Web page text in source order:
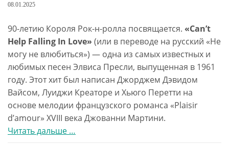
08.01.2025
90-летию Короля Рок-н-ролла посвящается. «Can’t
Help Falling In Love» (или в переводе на русский «Не
могу не влюбиться») — одна из самых известных и
любимых песен Элвиса Пресли, выпущенная в 1961
году. Этот хит был написан Джорджем Дэвидом
Вайсом, Луиджи Креаторе и Хьюго Перетти на
основе мелодии французского романса «Plaisir
d’amour» XVIII века Джованни Мартини.
Читать дальше проCan’t
…